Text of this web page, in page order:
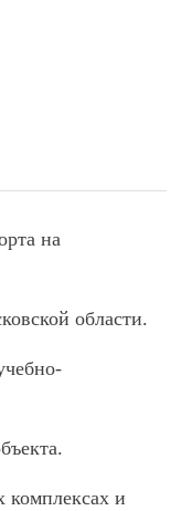
на
области.
комплексах и